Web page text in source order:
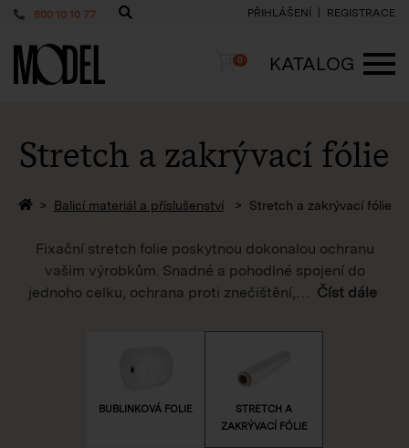
800 10 10 77 PŘIHLÁŠENÍ REGISTRACE
PackShop Košík
0
KATALOG
Stretch a zakrývací fólie
Zpět na homepage
Balicí materiál a příslušenství Stretch a zakrývací fólie
Fixační stretch folie poskytnou dokonalou ochranu
vašim výrobkům. Snadné a pohodlné spojení do
jednoho celku, ochrana proti znečištění,
Číst dále
BUBLINKOVÁ FOLIE
STRETCH A
ZAKRÝVACÍ FÓLIE